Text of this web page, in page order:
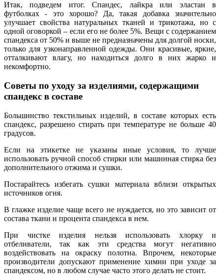
Итак, подведем итог. Спандес, лайкра или эластан в
футболках - это хорошо? Да, такая добавка значительно
улучшает свойства натуральных тканей и трикотажа, но с
одной оговоркой – если его не более 5%. Вещи с содержанием
спандекса от 50% и выше не предназначены для долгой носки,
только для узконаправленной одежды. Они красивые, яркие,
отталкивают влагу, но находиться долго в них жарко и
некомфортно.
Советы по уходу за изделиями, содержащими
спандекс в составе
Большинство текстильных изделий, в составе которых есть
спандекс, разрешено стирать при температуре не больше 40
градусов.
Если на этикетке не указаны иные условия, то лучше
использовать ручной способ стирки или машинная стирка без
дополнительного отжима и сушки.
Постарайтесь избегать сушки материала вблизи открытых
источников огня.
В глажке изделие чаще всего не нуждается, но это зависит от
состава ткани и процента спандекса в нем.
При чистке изделия нельзя использовать хлорку и
отбеливатели, так как эти средства могут негативно
воздействовать на окраску полотна. Впрочем, некоторые
производители допускают применение химии при уходе за
спандексом, но в любом случае часто этого делать не стоит.